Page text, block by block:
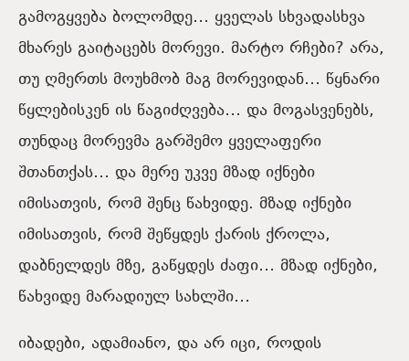
გამოგყვება ბოლომდე… ყველას სხვადასხვა
მხარეს გაიტაცებს მორევი. მარტო რჩები? არა,
თუ ღმერთს მოუხმობ მაგ მორევიდან… წყნარი
წყლებისკენ ის წაგიძღვება… და მოგასვენებს,
თუნდაც მორევმა გარშემო ყველაფერი
შთანთქას… და მერე უკვე მზად იქნები
იმისათვის, რომ შენც წახვიდე. მზად იქნები
იმისათვის, რომ შეწყდეს ქარის ქროლა,
დაბნელდეს მზე, გაწყდეს ძაფი… მზად იქნები,
წახვიდე მარადიულ სახლში…
იბადები, ადამიანო, და არ იცი, როდის